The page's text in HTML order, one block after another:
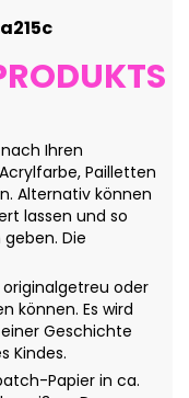
nach Ihren
Pailletten
Alternativ können
lassen und so
Die
originalgetreu oder
können. Es wird
Geschichte
Kindes.
Papier in ca.